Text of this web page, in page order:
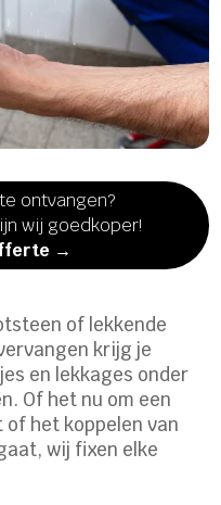
ontvangen?
wij goedkoper!
→
of lekkende
krijg je
en lekkages onder
Of het nu om een
het koppelen van
wij fixen elke